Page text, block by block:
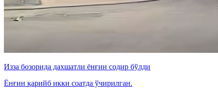
Изза бозорида дахшатли ёнғин содир бўлди
Ёнғин қарийб икки соатда ўчирилган.